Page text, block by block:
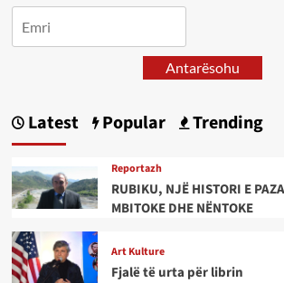
Antarësohu
Latest Popular Trending
Reportazh
RUBIKU, NJË HISTORI E
MBITOKE DHE NËNTOKE
Art Kulture
Fjalë të urta për librin